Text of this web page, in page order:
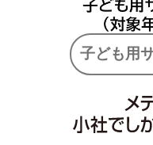
子ども用